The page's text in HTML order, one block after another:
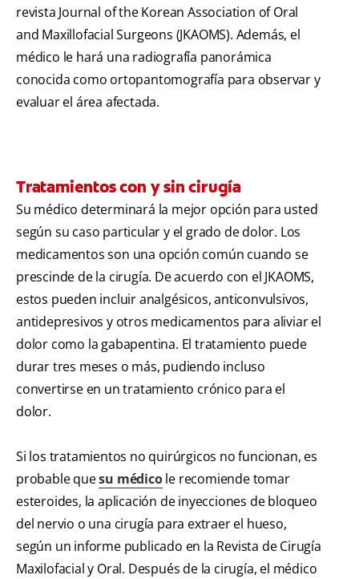
revista Journal of the Korean Association of Oral
and Maxillofacial Surgeons (JKAOMS). Además, el
médico le hará una radiografía panorámica
conocida como ortopantomografía para observar y
evaluar el área afectada.
Tratamientos con y sin cirugía
Su médico determinará la mejor opción para usted
según su caso particular y el grado de dolor. Los
medicamentos son una opción común cuando se
prescinde de la cirugía. De acuerdo con el JKAOMS,
estos pueden incluir analgésicos, anticonvulsivos,
antidepresivos y otros medicamentos para aliviar el
dolor como la gabapentina. El tratamiento puede
durar tres meses o más, pudiendo incluso
convertirse en un tratamiento crónico para el
dolor.
Si los tratamientos no quirúrgicos no funcionan, es
probable quesu médicole recomiende tomar
esteroides, la aplicación de inyecciones de bloqueo
del nervio o una cirugía para extraer el hueso,
según un informe publicado en la Revista de Cirugía
Maxilofacial y Oral. Después de la cirugía, el médico